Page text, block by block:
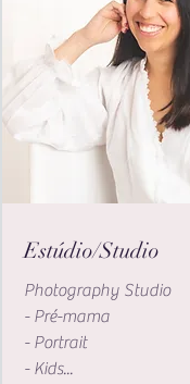
Estúdio/Studio
Photography Studio
- Pré-mama
- Portrait
- Kids...